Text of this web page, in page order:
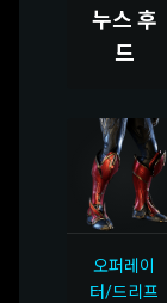
누스 후
드
오퍼레이
터/드리프